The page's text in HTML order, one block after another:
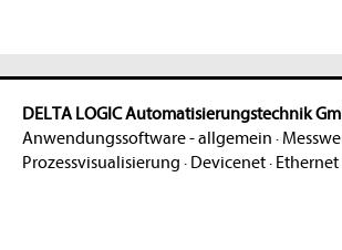
DELTA LOGIC Automatisierungstechnik
Anwendungssoftware - allgemein ·
Prozessvisualisierung · Devicenet· Ethernet